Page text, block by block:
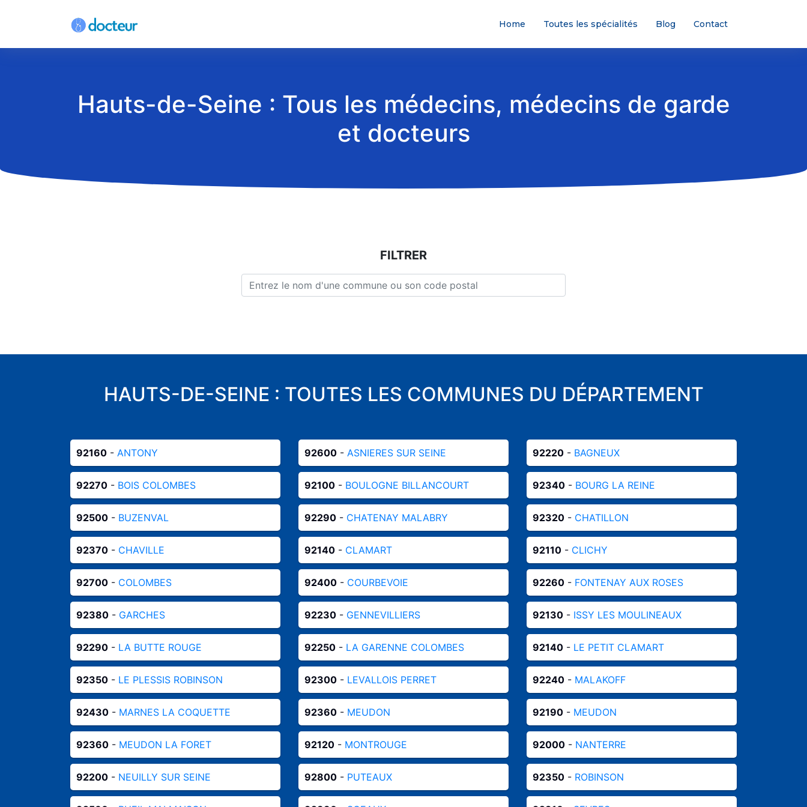
Home Toutes les spécialités Blog Contact
Hauts-de-Seine : Tous les médecins, médecins de garde
et docteurs
FILTRER
HAUTS-DE-SEINE : TOUTES LES COMMUNES DU DÉPARTEMENT
92160 - ANTONY 92600 - ASNIERES SUR SEINE 92220 - BAGNEUX
92270 - BOIS COLOMBES 92100 - BOULOGNE BILLANCOURT 92340 - BOURG LA REINE
92500 - BUZENVAL 92290 - CHATENAY MALABRY 92320 - CHATILLON
92370 - CHAVILLE 92140 - CLAMART 92110 - CLICHY
92700 - COLOMBES 92400 - COURBEVOIE 92260 - FONTENAY AUX ROSES
92380 - GARCHES 92230 - GENNEVILLIERS 92130 - ISSY LES MOULINEAUX
92290 - LA BUTTE ROUGE 92250 - LA GARENNE COLOMBES 92140 - LE PETIT CLAMART
92350 - LE PLESSIS ROBINSON 92300 - LEVALLOIS PERRET 92240 - MALAKOFF
92430 - MARNES LA COQUETTE 92360 - MEUDON 92190 - MEUDON
92360 - MEUDON LA FORET 92120 - MONTROUGE 92000 - NANTERRE
92200 - NEUILLY SUR SEINE 92800 - PUTEAUX 92350 - ROBINSON